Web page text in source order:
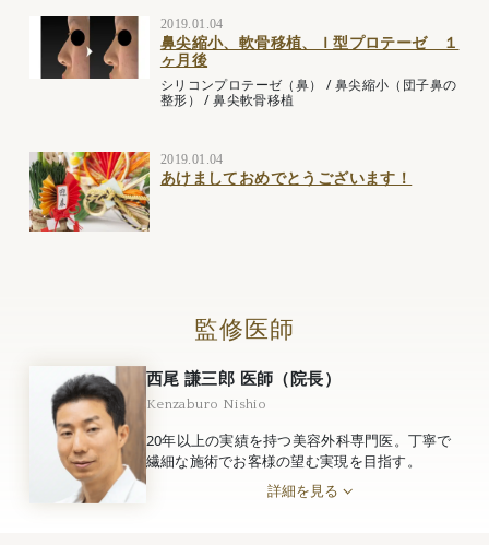
2019.01.04
鼻尖縮小、軟骨移植、Ｉ型プロテーゼ １
ヶ月後
シリコンプロテーゼ（鼻） /鼻尖縮小（団子鼻の
整形） /鼻尖軟骨移植
2019.01.04
あけましておめでとうございます！
監修医師
西尾 謙三郎 医師（院長）
Kenzaburo Nishio
20年以上の実績を持つ美容外科専門医。丁寧で
繊細な施術でお客様の望む実現を目指す。
詳細を見る